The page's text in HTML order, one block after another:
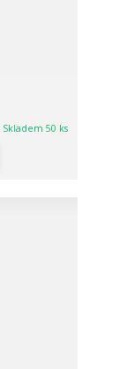
Skladem 50 ks